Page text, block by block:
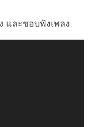
และชอบฟังเพลง